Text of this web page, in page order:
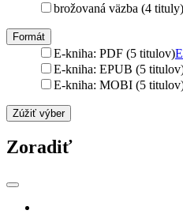
brožovaná väzba (4 tituly)
Formát
E-kniha: PDF (5 titulov)
E-kniha: EPUB (5
E-kniha: MOBI (5
Zúžiť výber
Zoradiť